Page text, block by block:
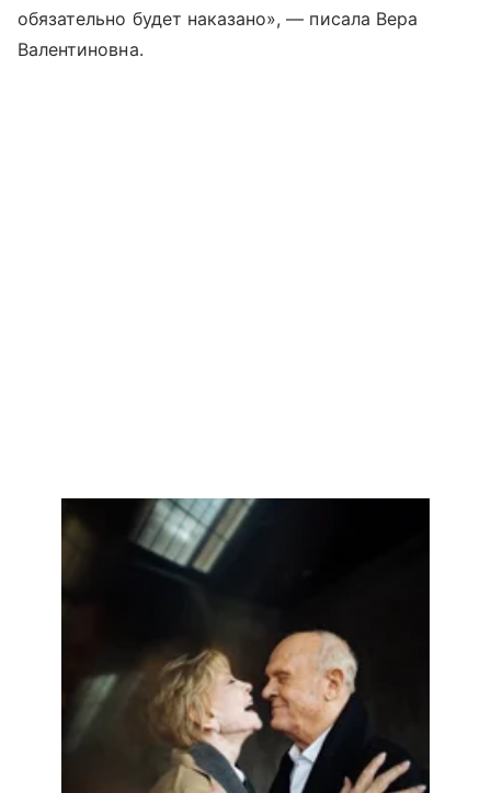
обязательно будет наказано», — писала Вера
Валентиновна.